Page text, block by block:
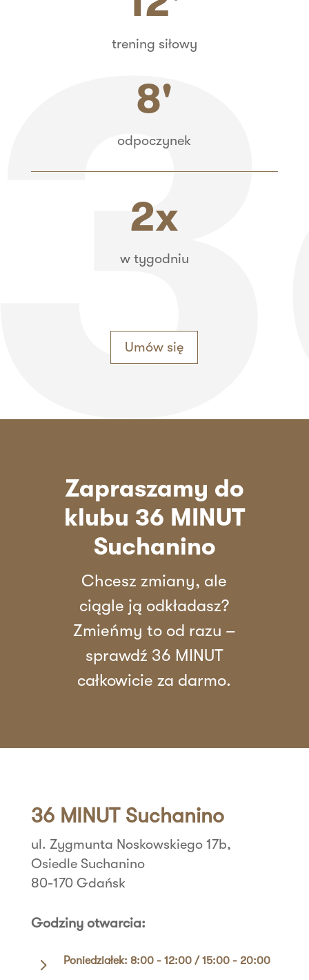
trening siłowy
8'
odpoczynek
2x
w tygodniu
Umów się
Zapraszamy do
klubu 36 MINUT
Suchanino
Chcesz zmiany, ale
ciągle ją odkładasz?
Zmieńmy to od razu –
sprawdź 36 MINUT
całkowicie za darmo.
36 MINUT Suchanino
ul. Zygmunta Noskowskiego 17b,
Osiedle Suchanino
80-170 Gdańsk
Godziny otwarcia:
5 Poniedziałek: 8:00 - 12:00 / 15:00 - 20:00